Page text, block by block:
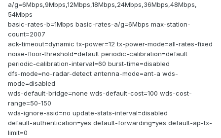
a/g=6Mbps,9Mbps,12Mbps,18Mbps,24Mbps,36Mbps,48Mbps,
54Mbps
basic-rates-b=1Mbps basic-rates-a/g=6Mbps max-station-
count=2007
ack-timeout=dynamic tx-power=12 tx-power-mode=all-rates-fixed
noise-floor-threshold=default periodic-calibration=default
periodic-calibration-interval=60 burst-time=disabled
dfs-mode=no-radar-detect antenna-mode=ant-a wds-
mode=disabled
wds-default-bridge=none wds-default-cost=100 wds-cost-
range=50-150
wds-ignore-ssid=no update-stats-interval=disabled
default-authentication=yes default-forwarding=yes default-ap-tx-
limit=0